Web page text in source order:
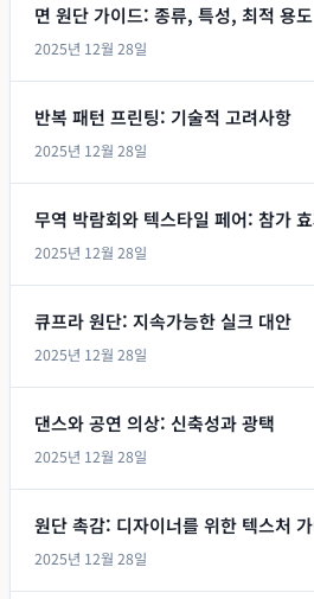
면 원단 가이드: 종류, 특성, 최적 용도
2025년 12월 28일
반복 패턴 프린팅: 기술적 고려사항
2025년 12월 28일
무역 박람회와 텍스타일 페어: 참가
2025년 12월 28일
큐프라 원단: 지속가능한 실크 대안
2025년 12월 28일
댄스와 공연 의상: 신축성과 광택
2025년 12월 28일
원단 촉감: 디자이너를 위한 텍스처
2025년 12월 28일